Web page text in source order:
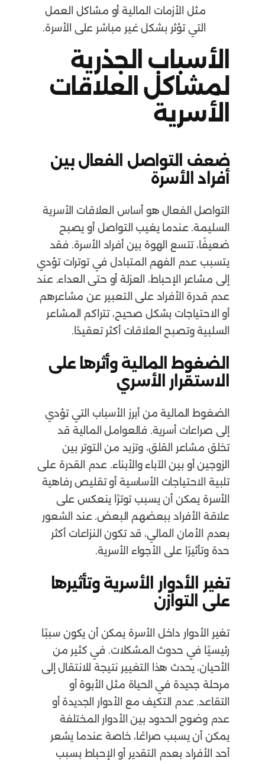
مثل الأزمات المالية أو مشاكل العمل
التي تؤثر بشكل غير مباشر على الأسرة.
الأسباب الجذرية
لمشاكل العلاقات
الأسرية
ضعف التواصل الفعال بين
أفراد الأسرة
التواصل الفعال هو أساس العلاقات الأسرية
السليمة. عندما يغيب التواصل أو يصبح
ضعيفًا، تتسع الهوة بين أفراد الأسرة. فقد
يتسبب عدم الفهم المتبادل في توترات تؤدي
إلى مشاعر الإحباط، العزلة أو حتى العداء. عند
عدم قدرة الأفراد على التعبير عن مشاعرهم
أو الاحتياجات بشكل صحيح، تتراكم المشاعر
السلبية وتصبح العلاقات أكثر تعقيدًا.
الضغوط المالية وأثرها على
الاستقرار الأسري
الضغوط المالية من أبرز الأسباب التي تؤدي
إلى صراعات أسرية. فالعوامل المالية قد
تخلق مشاعر القلق، وتزيد من التوتر بين
الزوجين أو بين الآباء والأبناء. عدم القدرة على
تلبية الاحتياجات الأساسية أو تقليص رفاهية
الأسرة يمكن أن يسبب توترًا ينعكس على
علاقة الأفراد ببعضهم البعض. عند الشعور
بعدم الأمان المالي، قد تكون النزاعات أكثر
حدة وتأثيرًا على الأجواء الأسرية.
تغير الأدوار الأسرية وتأثيرها
على التوازن
تغير الأدوار داخل الأسرة يمكن أن يكون سببًا
رئيسيًا في حدوث المشكلات. في كثير من
الأحيان، يحدث هذا التغيير نتيجة للانتقال إلى
مرحلة جديدة في الحياة مثل الأبوة أو
التقاعد. عدم التكيف مع الأدوار الجديدة أو
عدم وضوح الحدود بين الأدوار المختلفة
يمكن أن يسبب صراعًا، خاصة عندما يشعر
أحد الأفراد بعدم التقدير أو الإحباط بسبب